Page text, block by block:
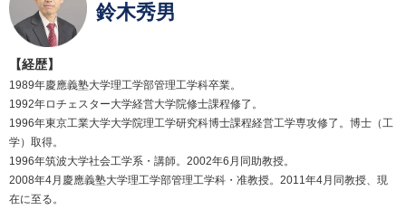
鈴木秀男
【経歴】
1989年慶應義塾大学理工学部管理工学科卒業。
1992年ロチェスター大学経営大学院修士課程修了。
1996年東京工業大学大学院理工学研究科博士課程経営工学専攻修了。博士（工
学）取得。
1996年筑波大学社会工学系・講師。2002年6月同助教授。
2008年4月慶應義塾大学理工学部管理工学科・准教授。2011年4月同教授、現
在に至る。